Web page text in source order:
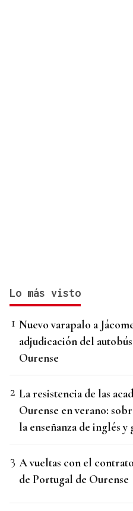
Lo más visto
Nuevo varapalo a
adjudicación del
Ourense
La resistencia de las
Ourense en verano:
la enseñanza de inglés y
A vueltas con el
de Portugal de Ourense